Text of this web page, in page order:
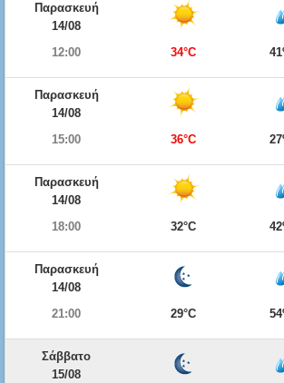
Παρασκευή
14/08
12:00
34°C
Παρασκευή
14/08
15:00
36°C
Παρασκευή
14/08
18:00
32°C
Παρασκευή
14/08
21:00
29°C
Σάββατο
15/08